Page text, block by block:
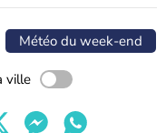
Météo du week-end
ville